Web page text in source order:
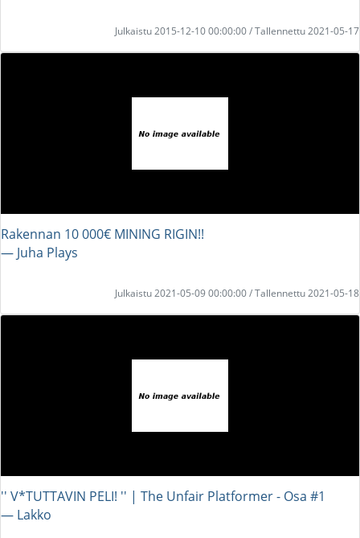
Julkaistu 2015-12-10 00:00:00 / Tallennettu 2021-05-17
Rakennan 10 000€ MINING RIGIN!!
― Juha Plays
Julkaistu 2021-05-09 00:00:00 / Tallennettu 2021-05-18
'' V*TUTTAVIN PELI! '' | The Unfair Platformer - Osa #1
― Lakko